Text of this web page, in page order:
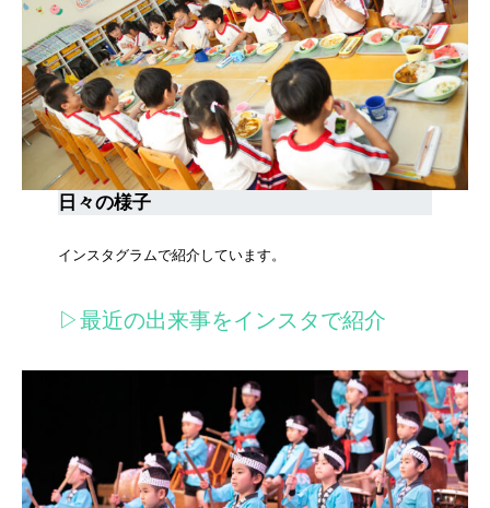
日々の様子
インスタグラムで紹介しています。
▷最近の出来事をインスタで紹介